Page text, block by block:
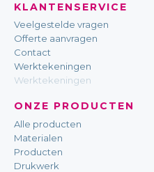
KLANTENSERVICE
Veelgestelde vragen
Offerte aanvragen
Contact
Werktekeningen
Werktekeningen
ONZE PRODUCTEN
Alle producten
Materialen
Producten
Drukwerk